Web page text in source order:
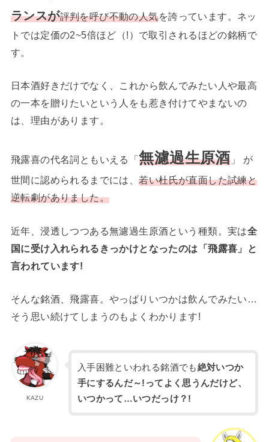
ランスが評判を呼び不動の人気を誇っています。ネッ
トでは定価の2~5倍ほど（!）で取引されるほどの銘柄で
す。
日本酒好きだけでなく、これから飲んでみたい人や最高
の一本を贈りたいという人をも惹き付けてやまないの
は、理由があります。
飛露喜の代名詞ともいえる「無濾過生原酒」 が
世間に認められるまでには、若い杜氏が直面した試練と
逆転劇がありました。
近年、浸透しつつある無濾過生原酒という種類。実は全
国に受け入れられるきっかけとなったのは「飛露喜」と
言われています!
そんな銘酒、飛露喜。やっぱりいつかは飲んでみたい…
そう思い続けてしまうのもよくわかります!
KAZU
入手困難といわれる銘酒でも絶対いつか
手にするんだ～!ってよく思うんだけど、
いつかって…いつだっけ？!